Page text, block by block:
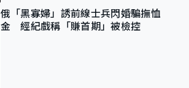
俄「黑寡婦」誘前線士兵閃婚騙撫恤
金 經紀戲稱「賺首期」被檢控